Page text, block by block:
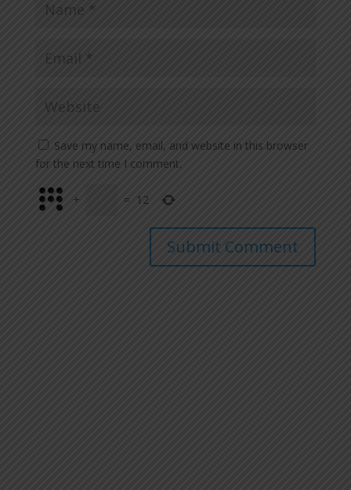
Save my name, email, and website in this browser
for the next time I comment.
+ = 12